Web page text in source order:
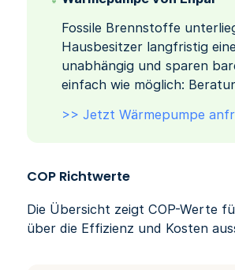
Fossile Brennstoffe
Hausbesitzer langfristig
unabhängig und sparen
einfach wie möglich:
>> Jetzt Wärmepumpe
COP Richtwerte
Die Übersicht zeigt COP-Werte
über die Effizienz und Kosten